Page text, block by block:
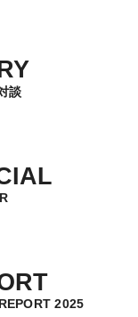
るので、
した。
すが、フ
良いため
おう”と思わ
代とは大
談
2025